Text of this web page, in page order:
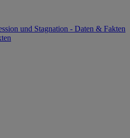
und Stagnation - Daten & Fakten